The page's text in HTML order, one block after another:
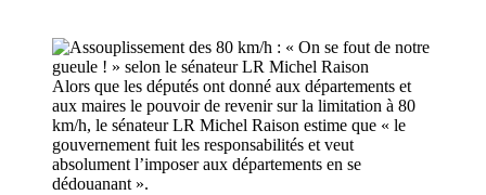
Alors que les députés ont donné aux départements et
aux maires le pouvoir de revenir sur la limitation à 80
km/h, le sénateur LR Michel Raison estime que « le
gouvernement fuit les responsabilités et veut
absolument l’imposer aux départements en se
dédouanant ».